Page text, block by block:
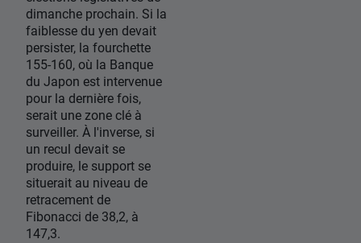
dimanche prochain. Si la
faiblesse du yen devait
persister, la fourchette
155-160, où la Banque
du Japon est intervenue
pour la dernière fois,
serait une zone clé à
surveiller. À l'inverse, si
un recul devait se
produire, le support se
situerait au niveau de
retracement de
Fibonacci de 38,2, à
147,3.